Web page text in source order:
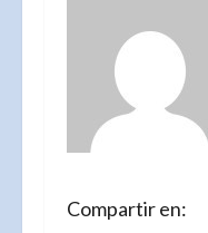
Compartir en: